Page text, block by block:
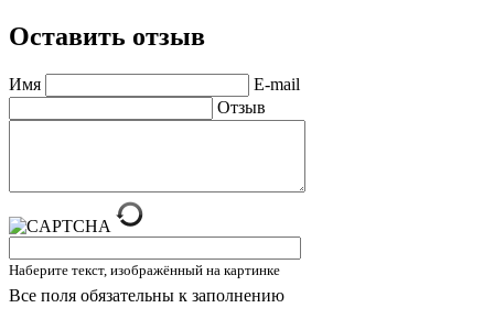
Оставить отзыв
Имя
E-mail
Отзыв
Наберите текст, изображённый на картинке
Все поля обязательны к заполнению